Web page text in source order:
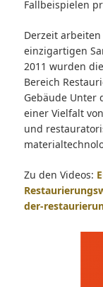
Fallbeispielen
Derzeit
einzigartigen
2011 wurden
Bereich
Gebäude Unter
einer Vielfalt
und
Zu den Videos:
der-